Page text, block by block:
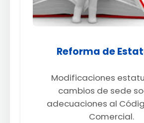
Reforma de
Modificaciones
cambios de sede
adecuaciones al
Comercial.